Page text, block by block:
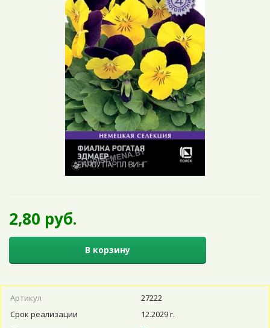
2,80 руб.
В корзину
Артикул
27222
Срок реализации
12.2029 г.